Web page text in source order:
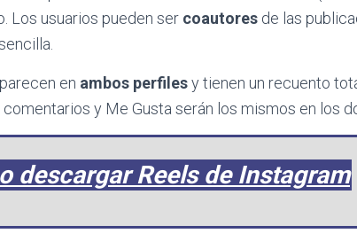
Los usuarios pueden ser coautores de las
en ambos perfilesy tienen un recuento
y Me Gusta serán los mismos en los
descargar Reels de Instagram